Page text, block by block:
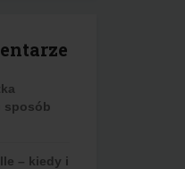
sposób
– kiedy i